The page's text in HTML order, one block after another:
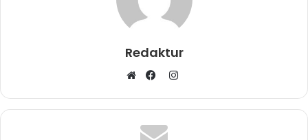
Redaktur
e
b
a
c
I
s